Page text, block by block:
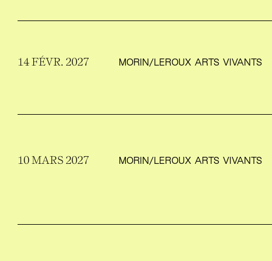
14 FÉVR. 2027 MORIN/​LEROUX ARTS VIVANTS
10 MARS 2027 MORIN/​LEROUX ARTS VIVANTS